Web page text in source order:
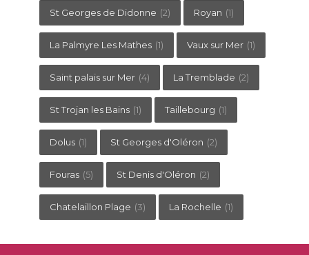
St Georges de Didonne (2) Royan (1)
La Palmyre Les Mathes (1) Vaux sur Mer (1)
Saint palais sur Mer (4) La Tremblade (2)
St Trojan les Bains (1) Taillebourg (1)
Dolus (1) St Georges d'Oléron (2)
Fouras (5) St Denis d'Oléron (2)
Chatelaillon Plage (3) La Rochelle (1)